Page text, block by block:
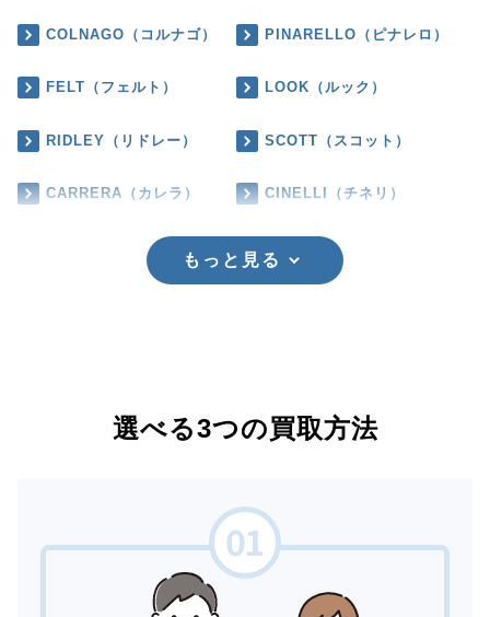
COLNAGO（コルナゴ） PINARELLO（ピナレロ）
FELT（フェルト） LOOK（ルック）
RIDLEY（リドレー） SCOTT（スコット）
CARRERA（カレラ） CINELLI（チネリ）
もっと見る
選べる3つの買取方法